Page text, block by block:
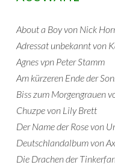
About a Boy von Nick
Adressat unbekannt von
Agnes vpn Peter Stamm
Am kürzeren Ende der
Biss zum Morgengrauen
Chuzpe von Lily Brett
Der Name der Rose von
Deutschlandalbum von
Die Drachen der